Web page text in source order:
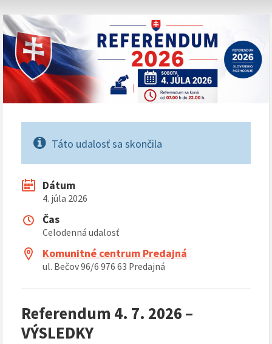
Táto udalosť sa skončila
Dátum
4. júla 2026
Čas
Celodenná udalosť
Komunitné centrum Predajná
ul. Bečov 96/6 976 63 Predajná
Referendum 4. 7. 2026 –
VÝSLEDKY